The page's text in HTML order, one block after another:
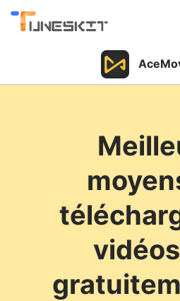
Produits
Support
Centre de
Support